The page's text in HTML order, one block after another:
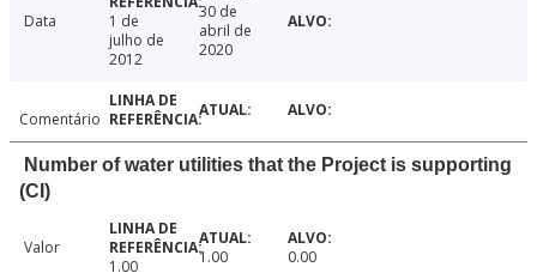
Data
1 de
julho de
2012
30 de
abril de
2020
Comentário
Number of water utilities that the Project is supporting
(CI)
Valor
1.00
1.00 0.00